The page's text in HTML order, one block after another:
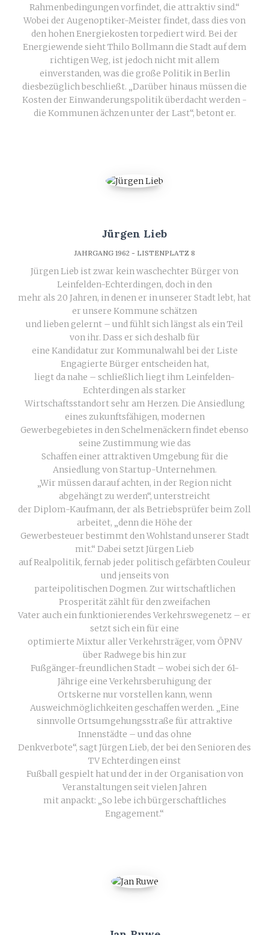
Rahmenbedingungen vorfindet, die attraktiv sind.“
Wobei der Augenoptiker-Meister findet, dass dies von
den hohen Energiekosten torpediert wird. Bei der
Energiewende sieht Thilo Bollmann die Stadt auf dem
richtigen Weg, ist jedoch nicht mit allem
einverstanden, was die große Politik in Berlin
diesbezüglich beschließt. „Darüber hinaus müssen die
Kosten der Einwanderungspolitik überdacht werden -
die Kommunen ächzen unter der Last“, betont er.
Jürgen Lieb
JAHRGANG 1962 - LISTENPLATZ 8
Jürgen Lieb ist zwar kein waschechter Bürger von
Leinfelden-Echterdingen, doch in den
mehr als 20 Jahren, in denen er in unserer Stadt lebt, hat
er unsere Kommune schätzen
und lieben gelernt – und fühlt sich längst als ein Teil
von ihr. Dass er sich deshalb für
eine Kandidatur zur Kommunalwahl bei der Liste
Engagierte Bürger entscheiden hat,
liegt da nahe – schließlich liegt ihm Leinfelden-
Echterdingen als starker
Wirtschaftsstandort sehr am Herzen. Die Ansiedlung
eines zukunftsfähigen, modernen
Gewerbegebietes in den Schelmenäckern findet ebenso
seine Zustimmung wie das
Schaffen einer attraktiven Umgebung für die
Ansiedlung von Startup-Unternehmen.
„Wir müssen darauf achten, in der Region nicht
abgehängt zu werden“, unterstreicht
der Diplom-Kaufmann, der als Betriebsprüfer beim Zoll
arbeitet, „denn die Höhe der
Gewerbesteuer bestimmt den Wohlstand unserer Stadt
mit.“ Dabei setzt Jürgen Lieb
auf Realpolitik, fernab jeder politisch gefärbten Couleur
und jenseits von
parteipolitischen Dogmen. Zur wirtschaftlichen
Prosperität zählt für den zweifachen
Vater auch ein funktionierendes Verkehrswegenetz – er
setzt sich ein für eine
optimierte Mixtur aller Verkehrsträger, vom ÖPNV
über Radwege bis hin zur
Fußgänger-freundlichen Stadt – wobei sich der 61-
Jährige eine Verkehrsberuhigung der
Ortskerne nur vorstellen kann, wenn
Ausweichmöglichkeiten geschaffen werden. „Eine
sinnvolle Ortsumgehungsstraße für attraktive
Innenstädte – und das ohne
Denkverbote“, sagt Jürgen Lieb, der bei den Senioren des
TV Echterdingen einst
Fußball gespielt hat und der in der Organisation von
Veranstaltungen seit vielen Jahren
mit anpackt: „So lebe ich bürgerschaftliches
Engagement.“